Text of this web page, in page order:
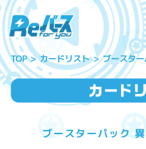
TOP カードリスト ブースタ
ブースターパック